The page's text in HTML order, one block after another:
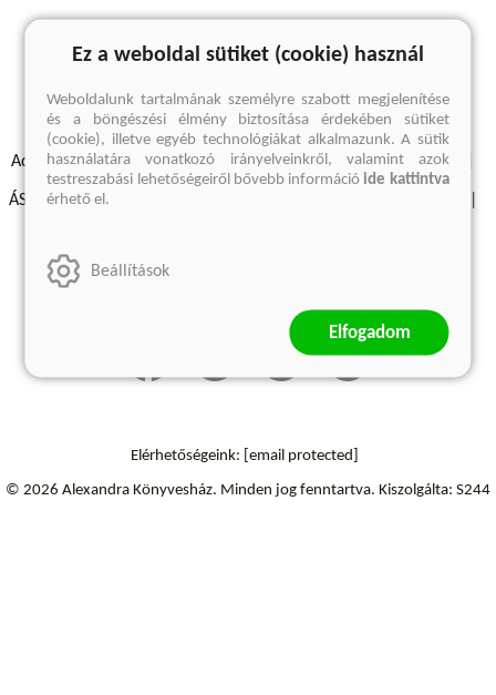
A keresett kifejezésre nincs találat
Adatvédelmi szabályzatok Elállási felmondási nyilatkozat
ÁSZF - Vásárlási feltételek
Szállítási információk
Elérhetőségeink: [email protected]
© 2026 Alexandra Könyvesház. Minden jog fenntartva. Kiszolgálta: S244
Ez a weboldal sütiket (cookie) használ
Weboldalunk tartalmának személyre szabott megjelenítése
és a böngészési élmény biztosítása érdekében sütiket
(cookie), illetve egyéb technológiákat alkalmazunk. A sütik
használatára vonatkozó irányelveinkről, valamint azok
testreszabási lehetőségeiről bővebb információide kattintva
érhető el.
Beállítások
Elfogadom